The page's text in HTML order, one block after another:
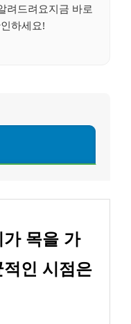
려드려요지금 바로
하세요!
목을 가
인 시점은